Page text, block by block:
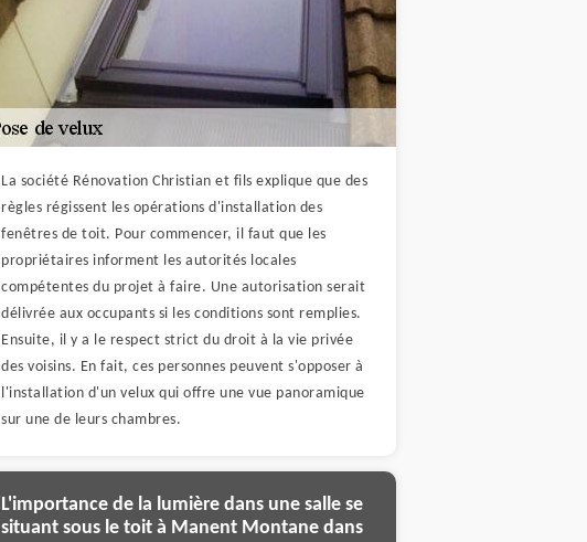
La société Rénovation Christian et fils explique que des
règles régissent les opérations d'installation des
fenêtres de toit. Pour commencer, il faut que les
propriétaires informent les autorités locales
compétentes du projet à faire. Une autorisation serait
délivrée aux occupants si les conditions sont remplies.
Ensuite, il y a le respect strict du droit à la vie privée
des voisins. En fait, ces personnes peuvent s'opposer à
l'installation d'un velux qui offre une vue panoramique
sur une de leurs chambres.
L'importance de la lumière dans une salle se
situant sous le toit à Manent Montane dans